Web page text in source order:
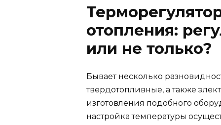
отопления:
или не только?
Бывает несколько
твердотопливные, а также
изготовления подобного
настройка температуры